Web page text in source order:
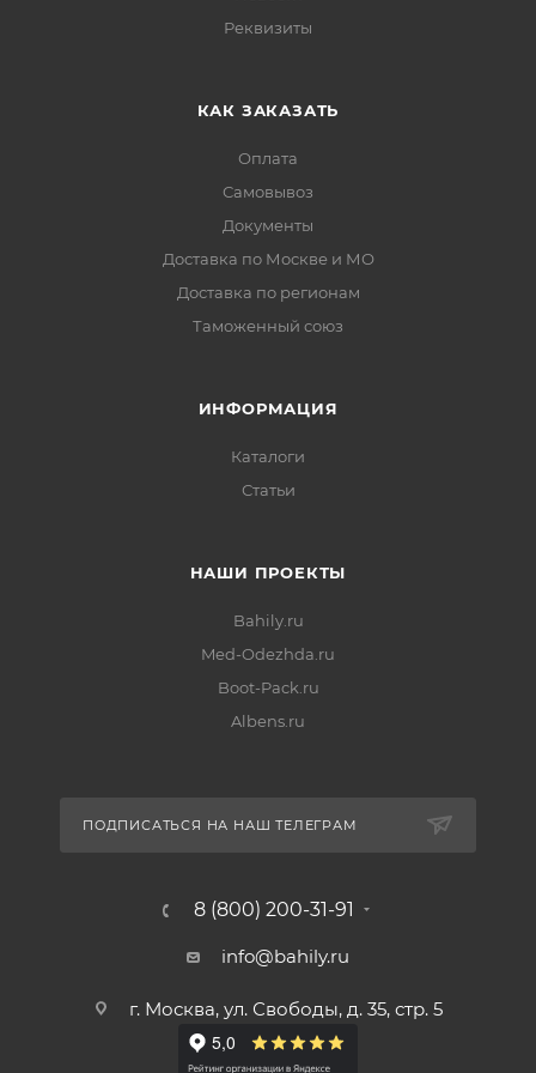
Реквизиты
КАК ЗАКАЗАТЬ
Оплата
Самовывоз
Документы
Доставка по Москве и МО
Доставка по регионам
Таможенный союз
ИНФОРМАЦИЯ
Каталоги
Статьи
НАШИ ПРОЕКТЫ
Bahily.ru
Med-Odezhda.ru
Boot-Pack.ru
Albens.ru
ПОДПИСАТЬСЯ НА НАШ ТЕЛЕГРАМ
8 (800) 200-31-91
info@bahily.ru
г. Москва, ул. Свободы, д. 35, стр. 5